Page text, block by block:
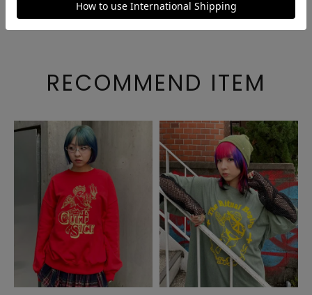
ご注文後のキャンセル・変更について
RECOMMEND ITEM